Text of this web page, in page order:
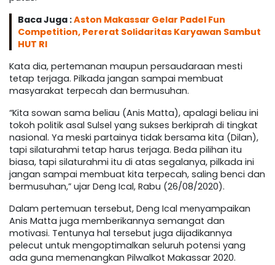
Baca Juga :Aston Makassar Gelar Padel Fun
Competition, Pererat Solidaritas Karyawan Sambut
HUT RI
Kata dia, pertemanan maupun persaudaraan mesti
tetap terjaga. Pilkada jangan sampai membuat
masyarakat terpecah dan bermusuhan.
“Kita sowan sama beliau (Anis Matta), apalagi beliau ini
tokoh politik asal Sulsel yang sukses berkiprah di tingkat
nasional. Ya meski partainya tidak bersama kita (Dilan),
tapi silaturahmi tetap harus terjaga. Beda pilihan itu
biasa, tapi silaturahmi itu di atas segalanya, pilkada ini
jangan sampai membuat kita terpecah, saling benci dan
bermusuhan,” ujar Deng Ical, Rabu (26/08/2020).
Dalam pertemuan tersebut, Deng Ical menyampaikan
Anis Matta juga memberikannya semangat dan
motivasi. Tentunya hal tersebut juga dijadikannya
pelecut untuk mengoptimalkan seluruh potensi yang
ada guna memenangkan Pilwalkot Makassar 2020.